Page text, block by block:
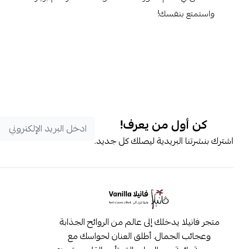
واستمتع بنفسك!
كن أول من يعرف!
اشترك بنشرتنا البريدية ليصلك كل جديد.
متجر فانيلا يدخلك إلى عالم من الروائح الجذابة
وعجائب الجمال. أطلق العنان لحواسك مع